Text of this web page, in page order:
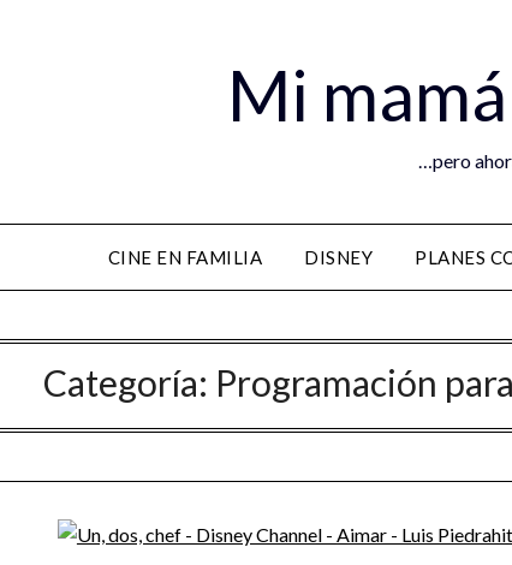
Mi
…pero
CINE EN FAMILIA DISNEY PLANES
Categoría: Programación